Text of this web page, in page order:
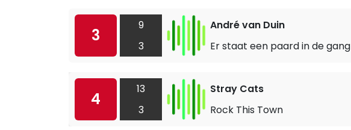
3
9
3
André van Duin
Er staat een paard in de gang
4
13
3
Stray Cats
Rock This Town